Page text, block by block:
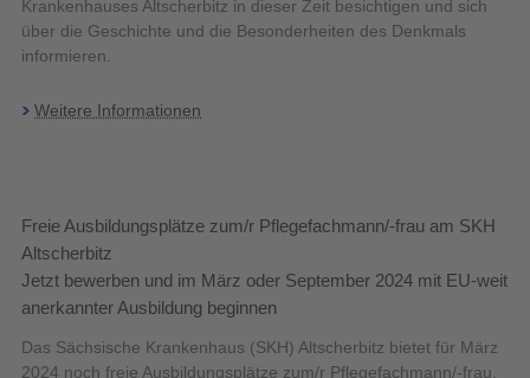
Krankenhauses Altscherbitz in dieser Zeit besichtigen und sich
über die Geschichte und die Besonderheiten des Denkmals
informieren.
Weitere Informationen
Freie Ausbildungsplätze zum/r Pflegefachmann/-frau am SKH
Altscherbitz
Jetzt bewerben und im März oder September 2024 mit EU-weit
anerkannter Ausbildung beginnen
Das Sächsische Krankenhaus (SKH) Altscherbitz bietet für März
2024 noch freie Ausbildungsplätze zum/r Pflegefachmann/-frau.